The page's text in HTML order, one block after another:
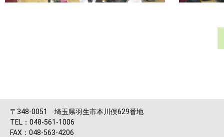
〒348-0051 埼玉県羽生市本川俣629番地
TEL：048-561-1006
FAX：048-563-4206